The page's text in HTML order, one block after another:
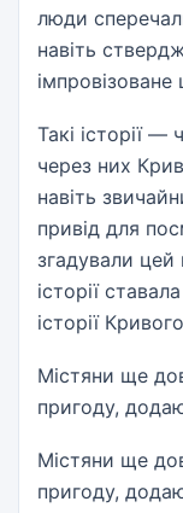
люди
навіть
імпровізоване
Такі історії
через них
навіть
привід для
згадували цей
історії
історії
Містяни ще
пригоду,
Містяни ще
пригоду,